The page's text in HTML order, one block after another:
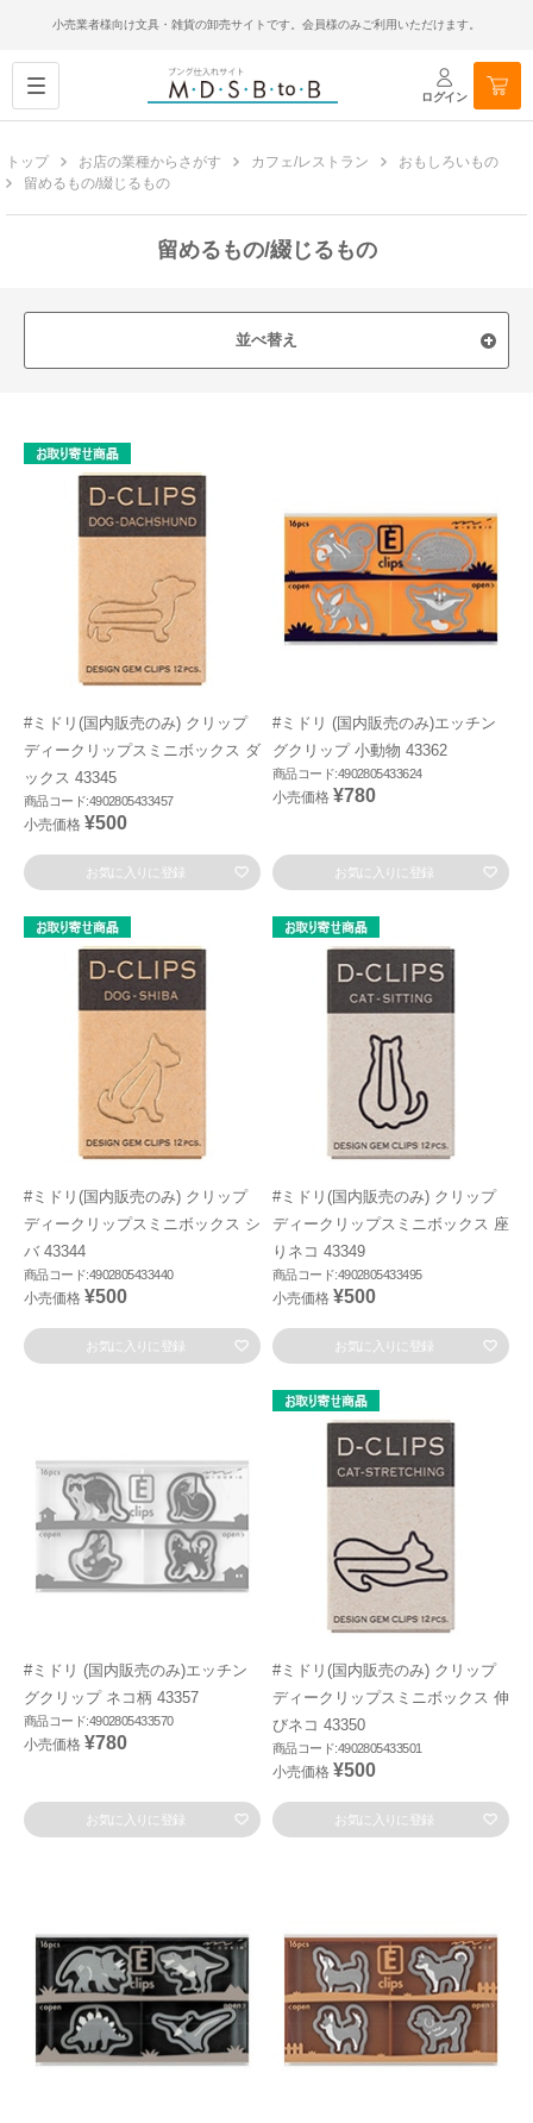
小売業者様向け文具・雑貨の卸売サイトです。会員様のみご利用いただけます。
ログイン
トップ お店の業種からさがす カフェ/レストラン
おもしろいもの
留めるもの/綴じるもの
留めるもの/綴じるもの
並べ替え
#ミドリ(国内販売のみ) クリップ
ディークリップスミニボックス ダ
ックス 43345
商品コード:4902805433457
小売価格 ¥500
お気に入りに登録
#ミドリ (国内販売のみ)エッチン
グクリップ 小動物 43362
商品コード:4902805433624
小売価格 ¥780
お気に入りに登録
#ミドリ(国内販売のみ) クリップ
ディークリップスミニボックス シ
バ 43344
商品コード:4902805433440
小売価格 ¥500
お気に入りに登録
#ミドリ(国内販売のみ) クリップ
ディークリップスミニボックス 座
りネコ 43349
商品コード:4902805433495
小売価格 ¥500
お気に入りに登録
#ミドリ (国内販売のみ)エッチン
グクリップ ネコ柄 43357
商品コード:4902805433570
小売価格 ¥780
お気に入りに登録
#ミドリ(国内販売のみ) クリップ
ディークリップスミニボックス 伸
びネコ 43350
商品コード:4902805433501
小売価格 ¥500
お気に入りに登録